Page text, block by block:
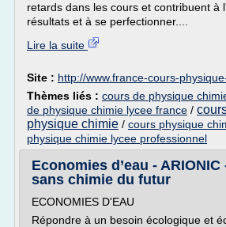
retards dans les cours et contribuent à
résultats et à se perfectionner....
Lire la suite
Site : http://www.france-cours-
Thèmes liés : cours de physique
de physique chimie lycee france /
physique chimie / cours physique
physique chimie lycee professionnel
Economies d’eau -
sans chimie du futur
ECONOMIES D'EAU
Répondre à un besoin écologique et